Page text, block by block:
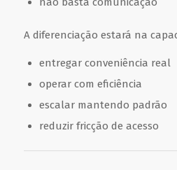
A diferenciação estará na
entregar conveniência real
operar com eficiência
escalar mantendo padrão
reduzir fricção de acesso